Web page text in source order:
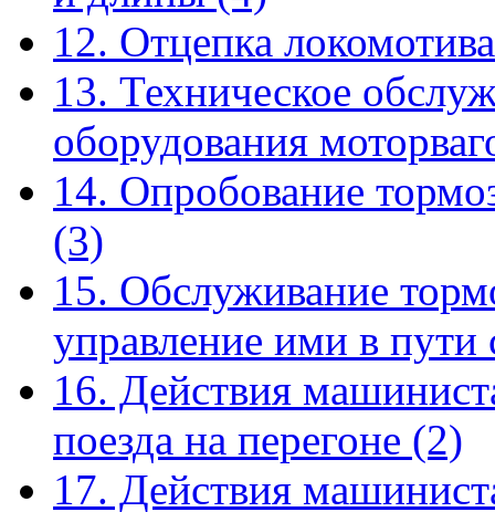
12. Отцепка
13. Техническое
оборудования
14. Опробование
(3)
15. Обслуживание
управление ими в пути
16. Действия
поезда на перегоне (2)
17. Действия